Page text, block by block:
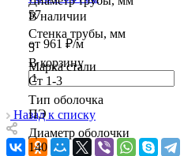
57
Стенка трубы, мм
5
Марка стали
Ст 1-3
Тип оболочка
ПЭ
Диаметр оболочки
140
В наличии
от 961 ₽/м
В корзину
Назад к списку